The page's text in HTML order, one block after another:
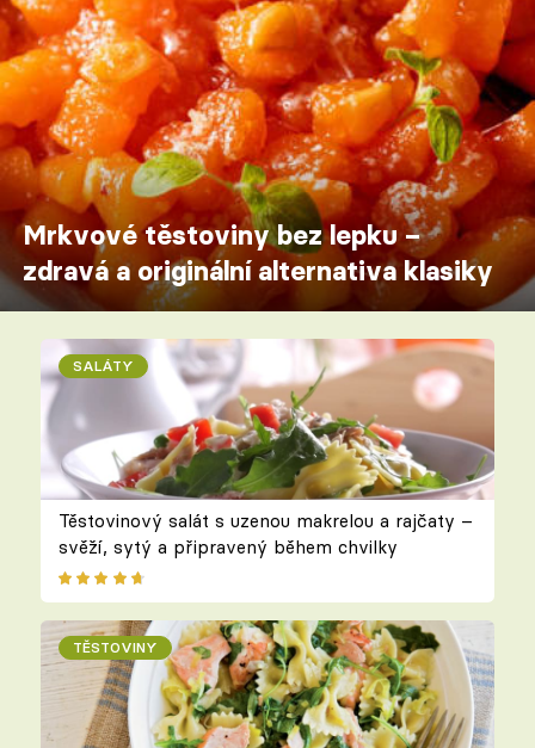
Mrkvové těstoviny bez lepku –
zdravá a originální alternativa klasiky
SALÁTY
Těstovinový salát s uzenou makrelou a rajčaty –
svěží, sytý a připravený během chvilky
TĚSTOVINY